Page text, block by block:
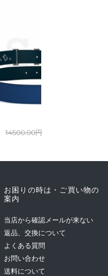
14500.00円
お困りの時は・ご買い物の
案内
当店から確認メールが来ない
返品、交換について
よくある質問
お問い合わせ
送料について